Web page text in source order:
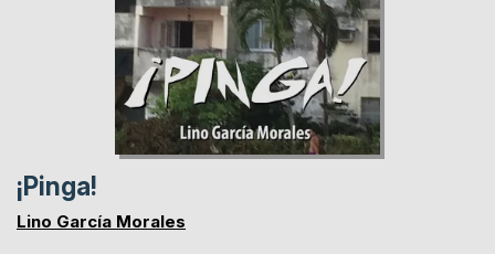
¡Pinga!
Lino García Morales